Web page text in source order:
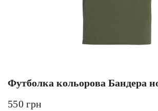
Футболка кольорова Бандера
550 грн